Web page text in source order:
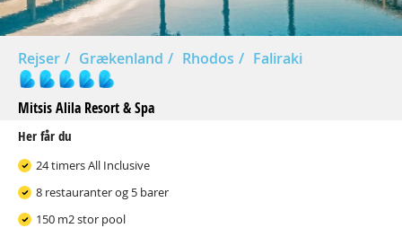
Rejser Grækenland Rhodos Faliraki
Mitsis Alila Resort & Spa
Her får du
24 timers All Inclusive
8 restauranter og 5 barer
150 m2 stor pool